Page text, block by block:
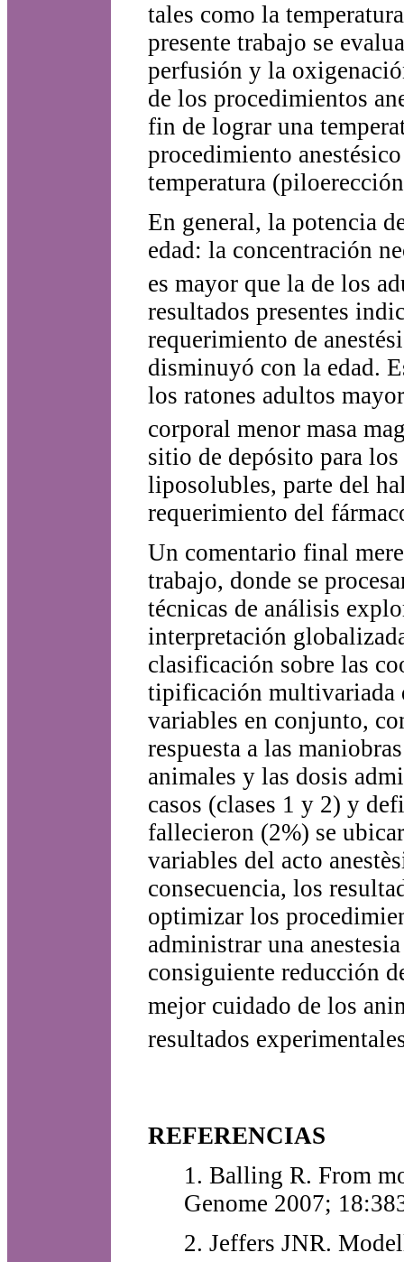
tales como la
presente trabajo se
perfusión y la
de los procedimientos
fin de lograr una
procedimiento
temperatura
En general, la potencia
edad: la concentración
es mayor que la de los
resultados presentes
requerimiento de
disminuyó con la edad.
los ratones adultos
corporal menor masa
sitio de depósito para
liposolubles, parte del
requerimiento del
Un comentario final
trabajo, donde se
técnicas de análisis
interpretación
clasificación sobre las
tipificación multivariada
variables en conjunto,
respuesta a las
animales y las dosis
casos (clases 1 y 2) y
fallecieron (2%) se
variables del acto
consecuencia, los
optimizar los
administrar una
consiguiente reducción
mejor cuidado de los
resultados
REFERENCIAS
1. Balling R. From
Genome 2007;
2. Jeffers JNR.